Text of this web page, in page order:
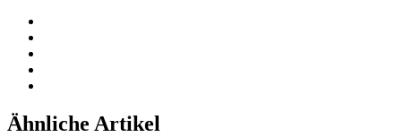
Ähnliche Artikel